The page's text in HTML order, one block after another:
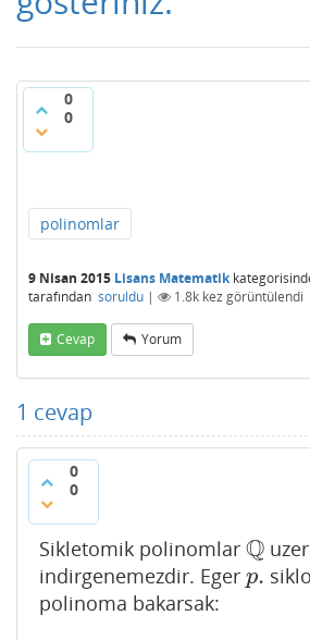
0
0
polinomlar
9 Nisan 2015 Lisans Matematik
tarafından soruldu | 1.8k kez görüntülendi
Cevap Yorum
1 cevap
0
0
Sikletomik polinomlar Q
Q
indirgenemezdir. Eger p.
p.
polinoma bakarsak: